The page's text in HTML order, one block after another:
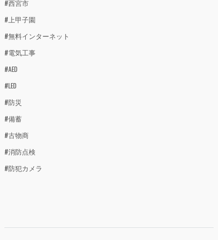
#西宮市
#上甲子園
#無料インターネット
#電気工事
#AED
#LED
#防災
#備蓄
#古物商
#消防点検
#防犯カメラ